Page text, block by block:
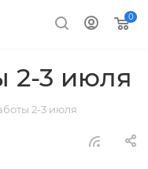
0
2-3 июля
2-3 июля